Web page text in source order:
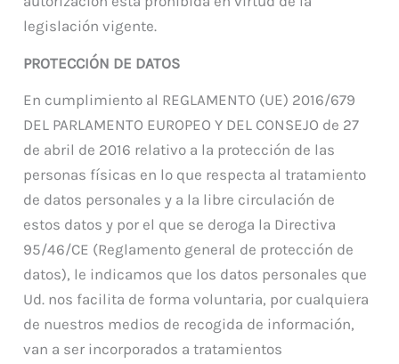
legislación vigente.
PROTECCIÓN DE DATOS
En cumplimiento al REGLAMENTO (UE) 2016/679
DEL PARLAMENTO EUROPEO Y DEL CONSEJO de 27
de abril de 2016 relativo a la protección de las
personas físicas en lo que respecta al tratamiento
de datos personales y a la libre circulación de
estos datos y por el que se deroga la Directiva
95/46/CE (Reglamento general de protección de
datos), le indicamos que los datos personales que
Ud. nos facilita de forma voluntaria, por cualquiera
de nuestros medios de recogida de información,
van a ser incorporados a tratamientos